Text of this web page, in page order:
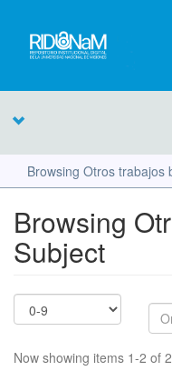
Browsing Otros trabajos
Browsing
Subject
Now showing items 1-2 of 2